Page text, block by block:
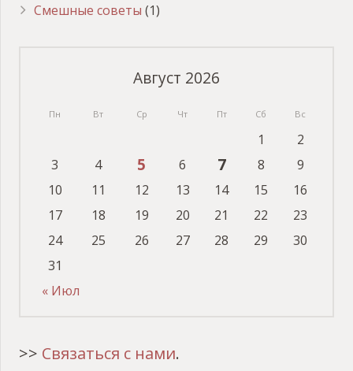
Смешные советы (1)
Август 2026
Пн Вт Ср Чт Пт Сб Вс
« Июл
1
2
3
4 5 6 7 8
9
10
11 12 13 14 15
16
17
18 19 20 21 22
23
24
25 26 27 28 29
30
31
>> Связаться с нами.